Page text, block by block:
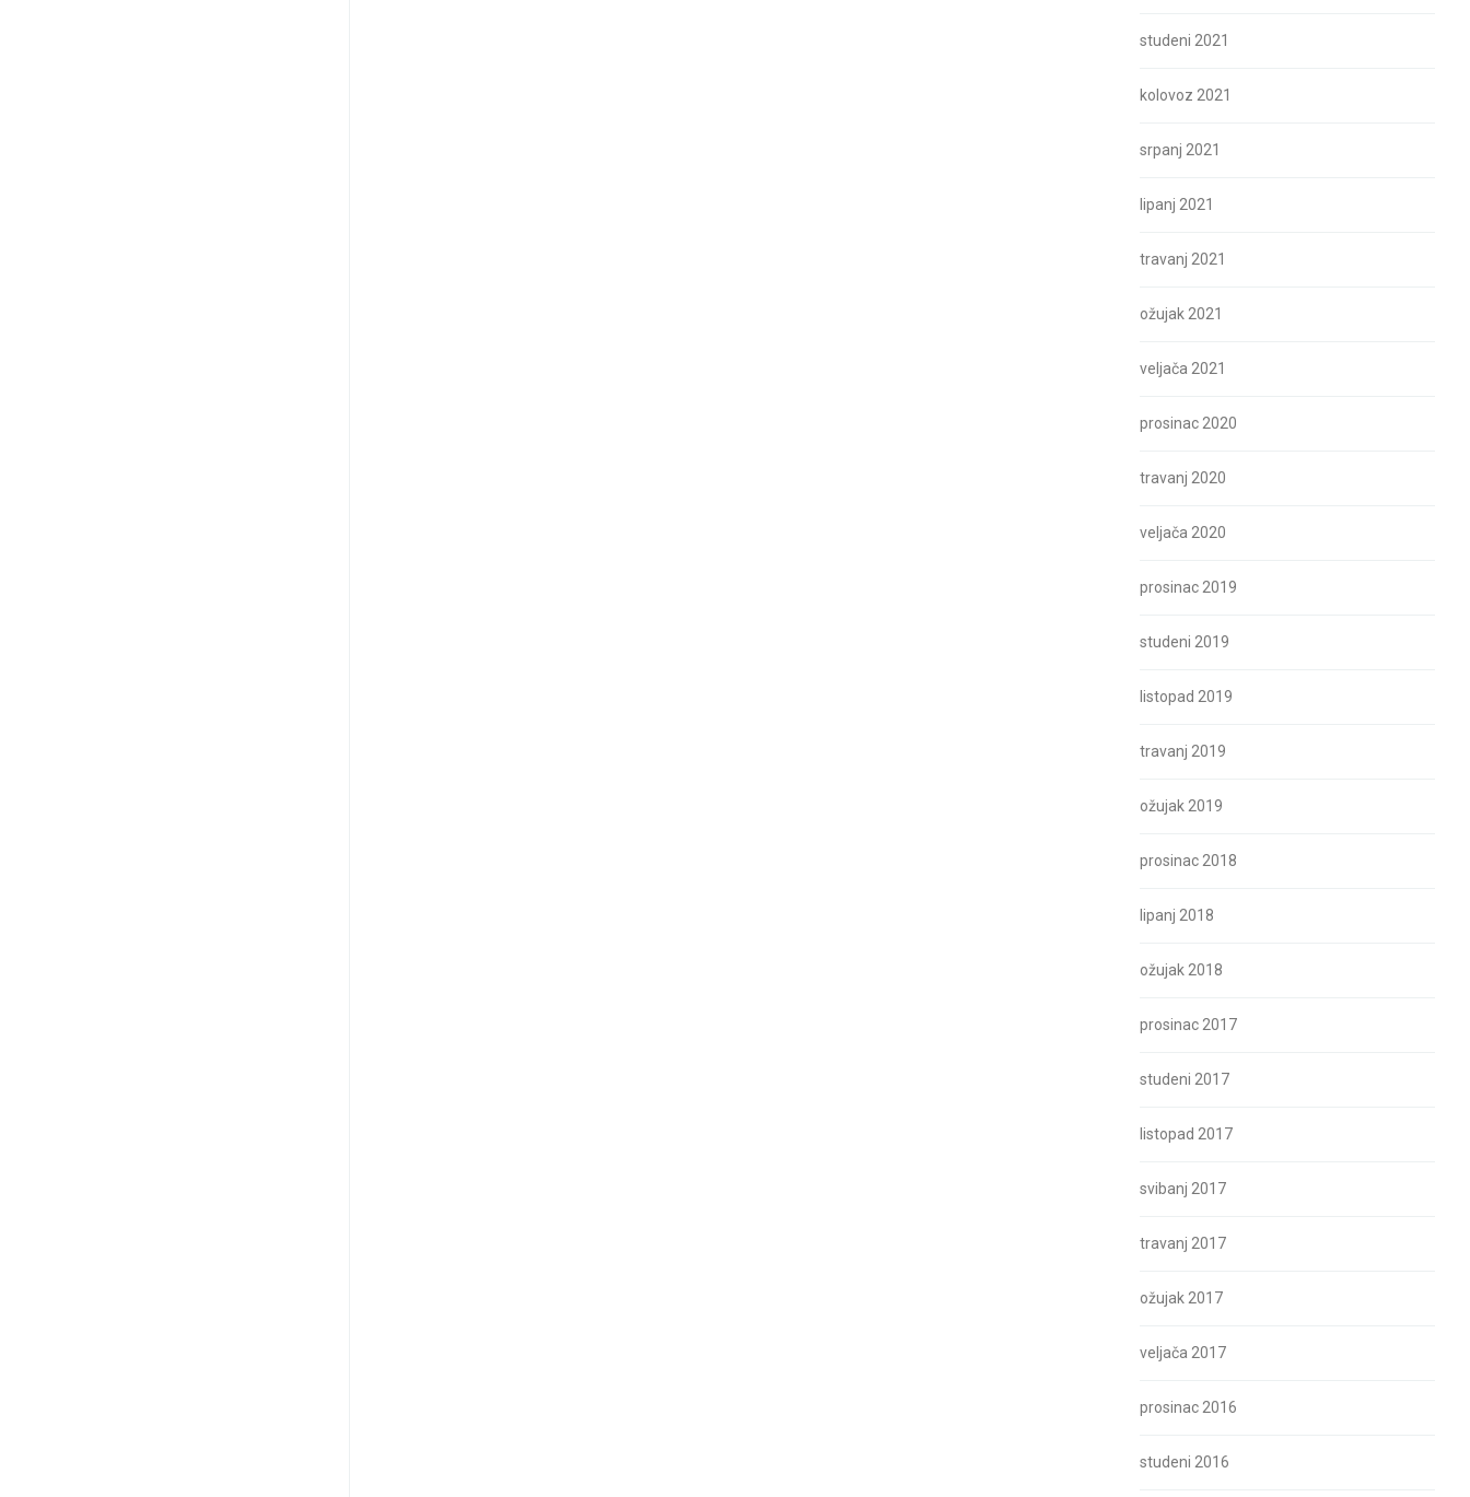
studeni 2021
kolovoz 2021
srpanj 2021
lipanj 2021
travanj 2021
ožujak 2021
veljača 2021
prosinac 2020
travanj 2020
veljača 2020
prosinac 2019
studeni 2019
listopad 2019
travanj 2019
ožujak 2019
prosinac 2018
lipanj 2018
ožujak 2018
prosinac 2017
studeni 2017
listopad 2017
svibanj 2017
travanj 2017
ožujak 2017
veljača 2017
prosinac 2016
studeni 2016